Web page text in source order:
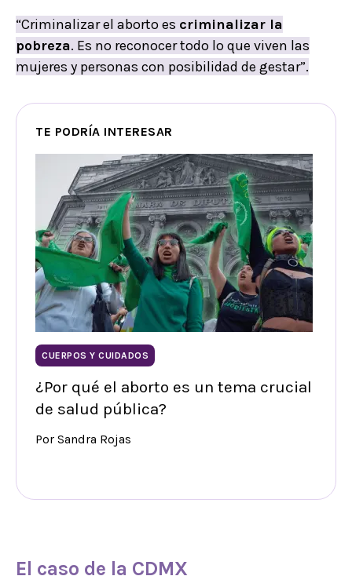
“Criminalizar el aborto es criminalizar la
pobreza. Es no reconocer todo lo que viven las
mujeres y personas con posibilidad de gestar”.
TE PODRÍA INTERESAR
CUERPOS Y CUIDADOS
¿Por qué el aborto es un tema crucial
de salud pública?
Por Sandra Rojas
El caso de la CDMX